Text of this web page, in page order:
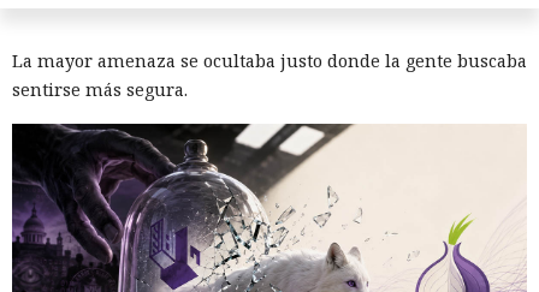
La mayor amenaza se ocultaba justo donde la gente buscaba
sentirse más segura.